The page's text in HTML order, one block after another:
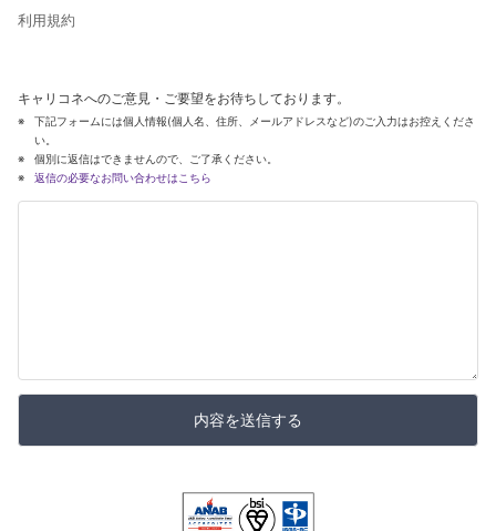
利用規約
キャリコネへのご意見・ご要望をお待ちしております。
下記フォームには個人情報(個人名、住所、メールアドレスなど)のご入力はお控えくださ
い。
個別に返信はできませんので、ご了承ください。
返信の必要なお問い合わせはこちら
内容を送信する